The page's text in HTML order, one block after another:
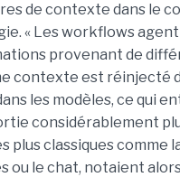
de contexte dans le
« Les workflows
provenant de
contexte est réinjecté
les modèles, ce qui
considérablement
plus classiques comme
ou le chat, notaient